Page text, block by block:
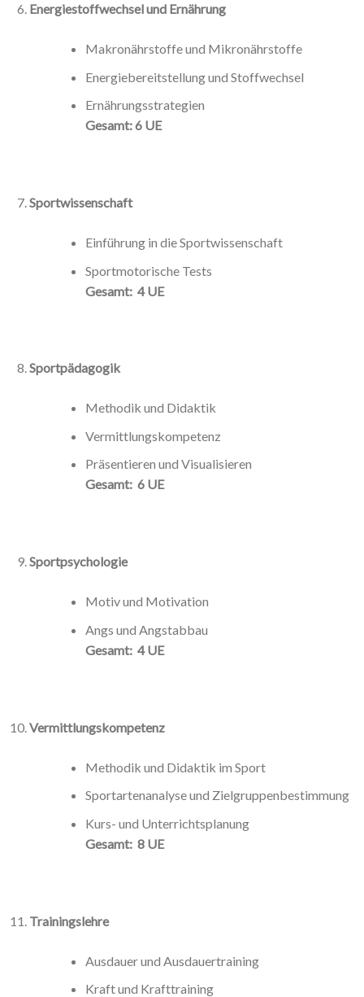
Energiestoffwechsel und Ernährung
Makronährstoffe und Mikronährstoffe
Energiebereitstellung und Stoffwechsel
Ernährungsstrategien
Gesamt: 6 UE
Sportwissenschaft
Einführung in die Sportwissenschaft
Sportmotorische Tests
Gesamt: 4 UE
Sportpädagogik
Methodik und Didaktik
Vermittlungskompetenz
Präsentieren und Visualisieren
Gesamt: 6 UE
Sportpsychologie
Motiv und Motivation
Angs und Angstabbau
Gesamt: 4 UE
Vermittlungskompetenz
Methodik und Didaktik im Sport
Sportartenanalyse und Zielgruppenbestimmung
Kurs- und Unterrichtsplanung
Gesamt: 8 UE
Trainingslehre
Ausdauer und Ausdauertraining
Kraft und Krafttraining